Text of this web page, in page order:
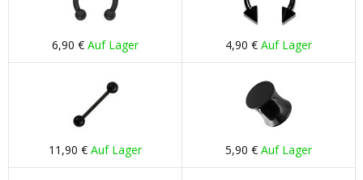
6,90 € Auf Lager 4,90 € Auf Lager
11,90 € Auf Lager 5,90 € Auf Lager